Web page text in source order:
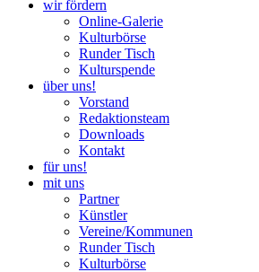
wir fördern
Online-Galerie
Kulturbörse
Runder Tisch
Kulturspende
über uns!
Vorstand
Redaktionsteam
Downloads
Kontakt
für uns!
mit uns
Partner
Künstler
Vereine/Kommunen
Runder Tisch
Kulturbörse